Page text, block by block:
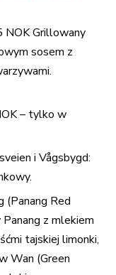
NOK Grillowany
sosem z
– tylko w
i Vågsbygd:
(Panang Red
z mlekiem
tajskiej limonki,
Wan (Green